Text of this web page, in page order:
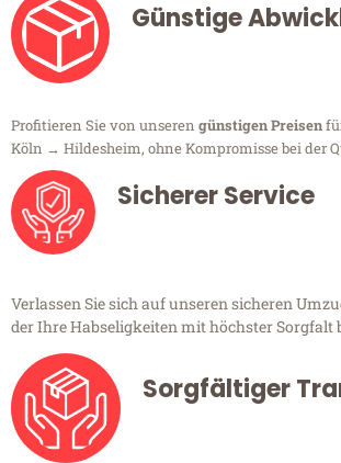
Günstige
Profitieren Sie von unseren günstigen Preisen
Köln → Hildesheim, ohne Kompromisse bei der
Sicherer Service
Verlassen Sie sich auf unseren sicheren
der Ihre Habseligkeiten mit höchster Sorgfalt
Sorgfältiger